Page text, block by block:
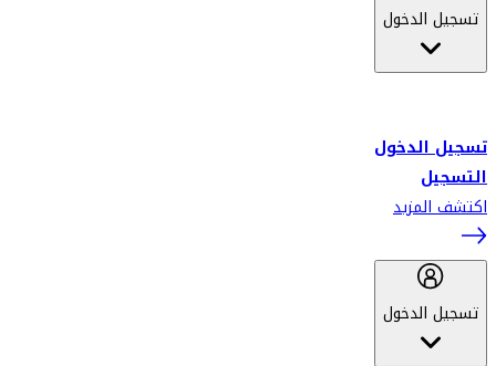
تسجيل الدخول
تسجيل الدخول
التسجيل
اكتشف المزيد
تسجيل الدخول